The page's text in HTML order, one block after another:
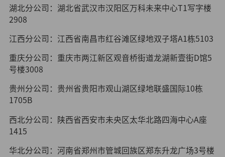
湖北分公司：湖北省武汉市汉阳区万科未来中心T1写字楼
2908
江西分公司：江西省南昌市红谷滩区绿地双子塔A1栋5103
重庆分公司：重庆市两江新区观音桥街道龙湖新壹街D馆5
号楼3008
贵州分公司：贵州省贵阳市观山湖区绿地联盛国际10栋
1705B
西北分公司：陕西省西安市未央区太华北路四海中心A座
1415
华北分公司：河南省郑州市管城回族区郑东升龙广场3号楼